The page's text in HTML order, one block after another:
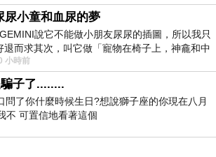
尿小童和血尿的夢
說它不能做小朋友尿尿的插圖，所以我只
退而求其次，叫它做「寵物在椅子上，神龕和中
人臉孔」的畫了。 六月底
小時前
子了........
你什麼時候生日?想說獅子座的你現在八月
不 可置信地看著這個